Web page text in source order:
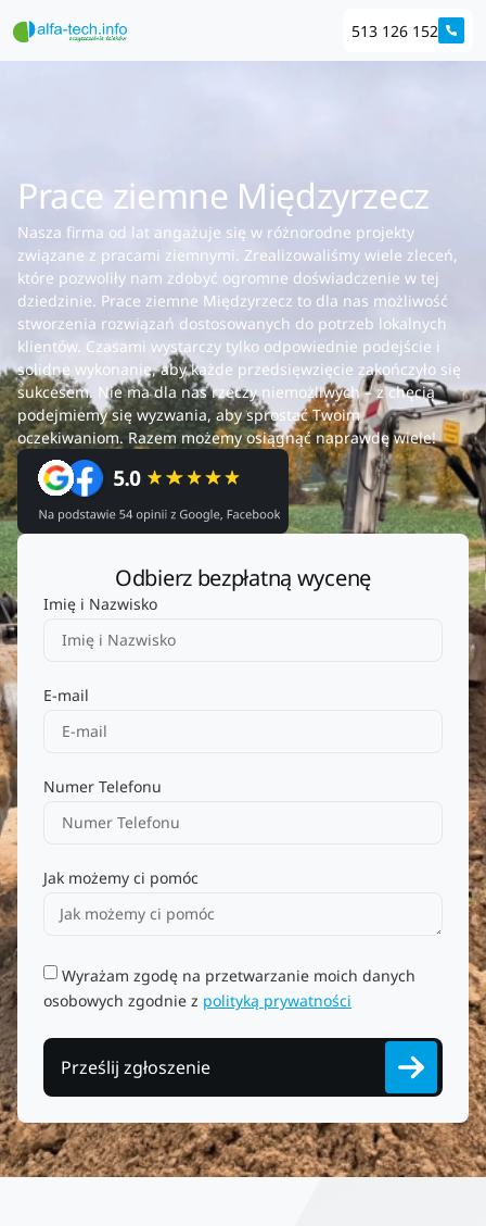
513 126 152
Prace ziemne Międzyrzecz
Nasza firma od lat angażuje się w różnorodne projekty
związane z pracami ziemnymi. Zrealizowaliśmy wiele zleceń,
które pozwoliły nam zdobyć ogromne doświadczenie w tej
dziedzinie. Prace ziemne Międzyrzecz to dla nas możliwość
stworzenia rozwiązań dostosowanych do potrzeb lokalnych
klientów. Czasami wystarczy tylko odpowiednie podejście i
solidne wykonanie, aby każde przedsięwzięcie zakończyło się
sukcesem. Nie ma dla nas rzeczy niemożliwych – z chęcią
podejmiemy się wyzwania, aby sprostać Twoim
oczekiwaniom. Razem możemy osiągnąć naprawdę wiele!
Odbierz bezpłatną wycenę
Imię i Nazwisko
E-mail
Numer Telefonu
Jak możemy ci pomóc
Wyrażam zgodę na przetwarzanie moich danych
osobowych zgodnie z polityką prywatności
Prześlij zgłoszenie